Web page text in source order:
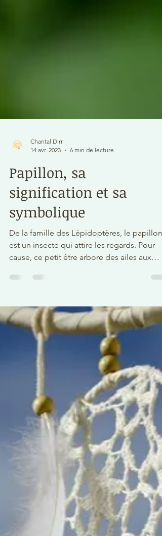
Chantal Dirr
14 avr. 2023
6 min de lecture
Papillon, sa
signification et sa
symbolique
De la famille des Lépidoptères, le papillon
est un insecte qui attire les regards. Pour
cause, ce petit être arbore des ailes aux